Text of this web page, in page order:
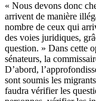
« Nous devons donc
arrivent de manière
nombre de ceux qui
des voies juridiques,
question. » Dans cette
sénateurs, la
D’abord,
sont soumis les
faudra vérifier les